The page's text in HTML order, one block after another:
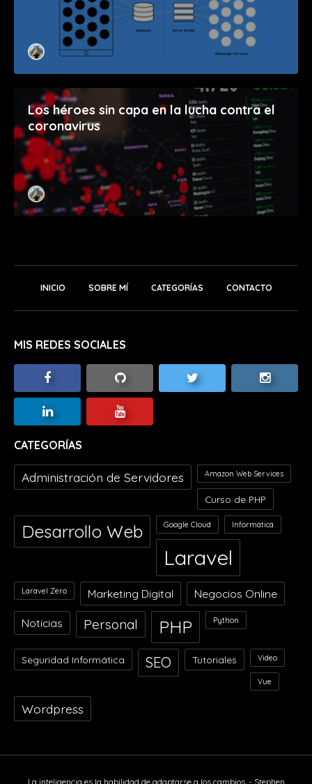
Los héroes sin capa en la lucha contra el
coronavirus
INICIO SOBRE MÍ CATEGORÍAS CONTACTO
MIS REDES SOCIALES
CATEGORÍAS
Administración de Servidores Amazon Web Services
Curso de PHP
Desarrollo Web Google Cloud Informática
Laravel
Laravel Zero Marketing Digital Negocios Online
Noticias Personal PHP Python
Seguridad Informática SEO Tutoriales Video
Vue
Wordpress
La inteligencia es la habilidad de adaptarse a los cambios. - Stephen